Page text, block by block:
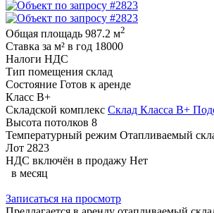
Общая площадь 987.2 м2
Ставка за м² в год 18000
Налоги НДС
Тип помещения склад
Состояние Готов к аренде
Класс B+
Складской комплекс Склад Класса В+
Высота потолков 8
Температурный режим Отапливаемый
Лот 2823
НДС включён в продажу Нет
в месяц
Записаться на просмотр